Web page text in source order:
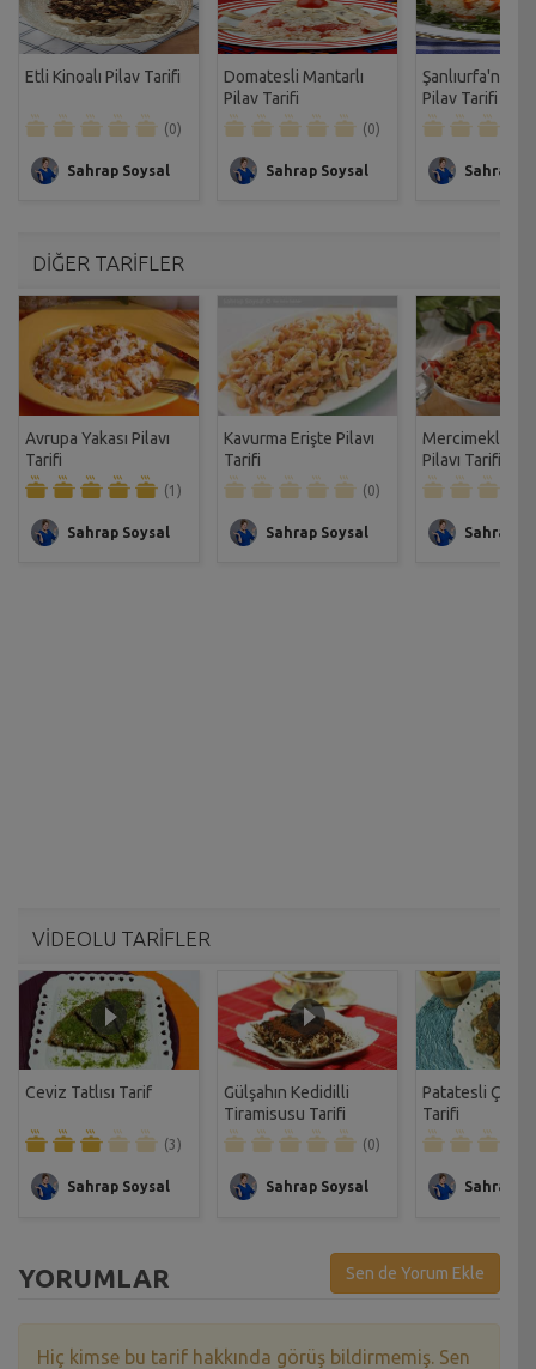
Etli Kinoalı Pilav Tarifi
(0)
Sahrap Soysal
Domatesli Mantarlı
Pilav Tarifi
(0)
Sahrap Soysal
Şanlıurfa'nın
Pilav Tarifi
Sahrap
DİĞER TARİFLER
Avrupa Yakası Pilavı
Tarifi
(1)
Sahrap Soysal
Kavurma Erişte Pilavı
Tarifi
(0)
Sahrap Soysal
Mercimekli
Pilavı Tarifi
Sahrap
VİDEOLU TARİFLER
Ceviz Tatlısı Tarif
(3)
Sahrap Soysal
Gülşahın Kedidilli
Tiramisusu Tarifi
(0)
Sahrap Soysal
Patatesli Çıtır
Tarifi
Sahrap
YORUMLAR Sen de Yorum Ekle
Hiç kimse bu tarif hakkında görüş bildirmemiş. Sen